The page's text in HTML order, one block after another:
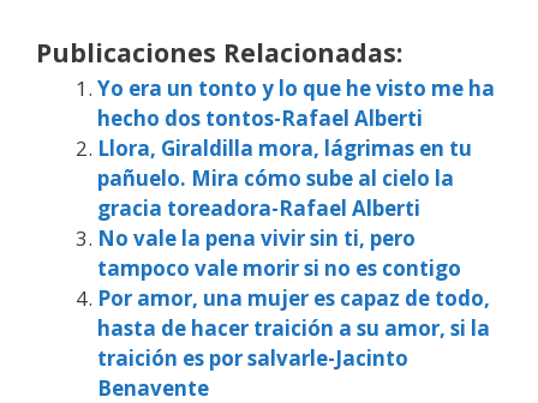
Publicaciones Relacionadas:
Yo era un tonto y lo que he visto me ha
hecho dos tontos-Rafael Alberti
Llora, Giraldilla mora, lágrimas en tu
pañuelo. Mira cómo sube al cielo la
gracia toreadora-Rafael Alberti
No vale la pena vivir sin ti, pero
tampoco vale morir si no es contigo
Por amor, una mujer es capaz de todo,
hasta de hacer traición a su amor, si la
traición es por salvarle-Jacinto
Benavente